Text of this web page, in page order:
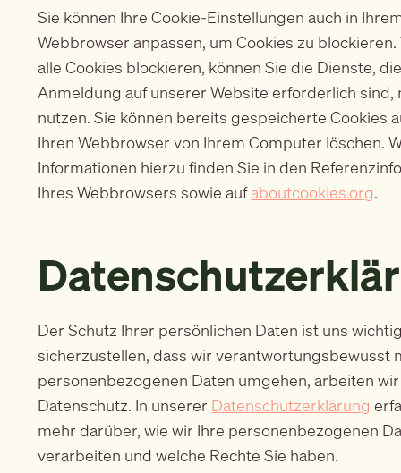
Sie können Ihre Cookie-Einstellungen auch in
Webbrowser anpassen, um Cookies zu blockieren.
alle Cookies blockieren, können Sie die Dienste,
Anmeldung auf unserer Website erforderlich sind,
nutzen. Sie können bereits gespeicherte Cookies
Ihren Webbrowser von Ihrem Computer löschen.
Informationen hierzu finden Sie in den
Ihres Webbrowsers sowie aufaboutcookies.org.
Der Schutz Ihrer persönlichen Daten ist uns
sicherzustellen, dass wir verantwortungsbewusst
personenbezogenen Daten umgehen, arbeiten
Datenschutz. In unserer Datenschutzerklärung
mehr darüber, wie wir Ihre personenbezogenen
verarbeiten und welche Rechte Sie haben.